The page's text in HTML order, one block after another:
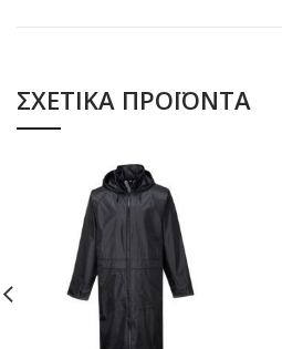
ΣΧΕΤΙΚΆ ΠΡΟΪΌΝΤΑ